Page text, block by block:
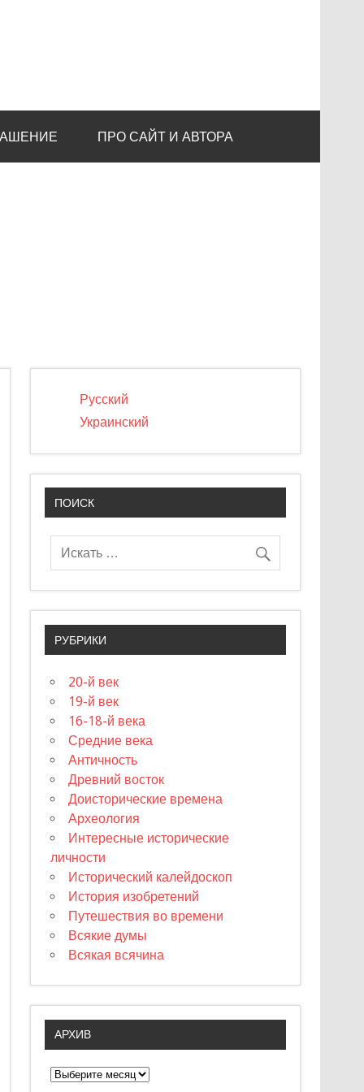
ПРО САЙТ И АВТОРА
Русский
Украинский
ПОИСК
РУБРИКИ
20-й век
19-й век
16-18-й века
Средние века
Античность
Древний восток
Доисторические времена
Археология
Интересные исторические
личности
Исторический калейдоскоп
История изобретений
Путешествия во времени
Всякие думы
Всякая всячина
АРХИВ
А
р